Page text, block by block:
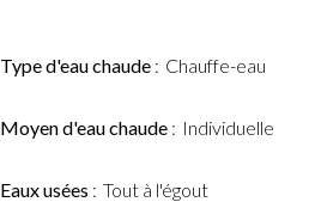
Type d'eau chaude Chauffe-eau
Moyen d'eau chaude Individuelle
Eaux usées Tout à l'égout